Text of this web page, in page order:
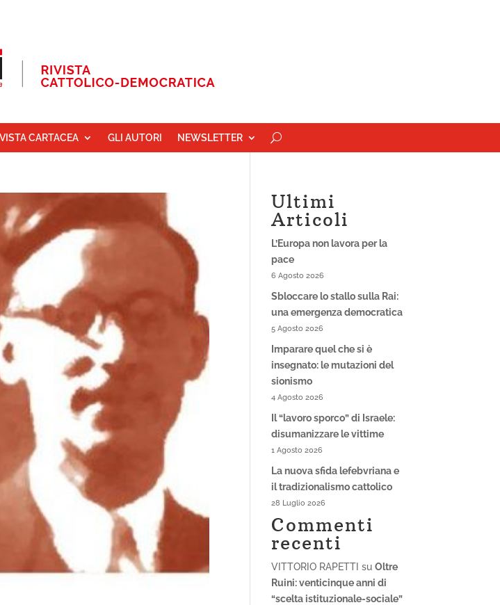
CARTACEA GLI AUTORI NEWSLETTER
Ultimi
Articoli
L’Europa non lavora per la
pace
6 Agosto 2026
Sbloccare lo stallo sulla Rai:
una emergenza democratica
5 Agosto 2026
Imparare quel che si è
insegnato: le mutazioni del
sionismo
4 Agosto 2026
Il “lavoro sporco” di Israele:
disumanizzare le vittime
1 Agosto 2026
La nuova sfida lefebvriana e
il tradizionalismo cattolico
28 Luglio 2026
Commenti
recenti
VITTORIO RAPETTI suOltre
Ruini: venticinque anni di
“scelta istituzionale-sociale”